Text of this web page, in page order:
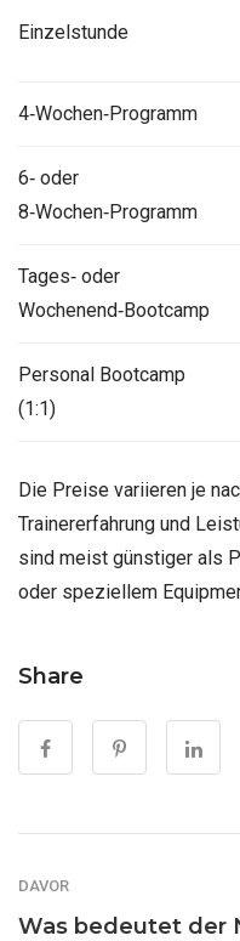
Einzelstunde
4‑Wochen‑Programm
6‑ oder
8‑Wochen‑Programm
Tages‑ oder
Wochenend‑Bootcamp
Personal Bootcamp
(1:1)
Die Preise variieren je
Trainererfahrung und
sind meist günstiger als
oder speziellem
Share
DAVOR
Was bedeutet der